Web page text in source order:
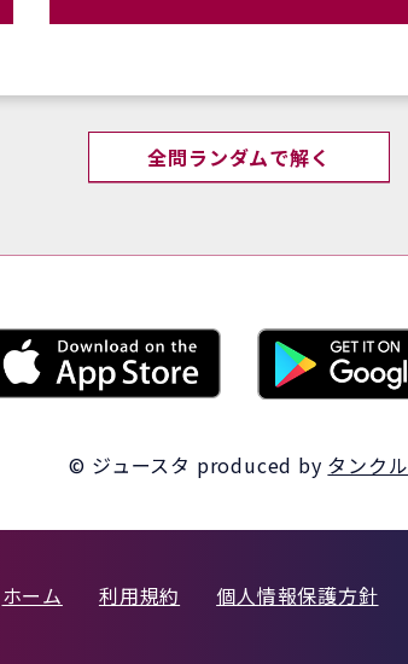
全問ランダムで解く
© ジュースタ produced by タンクル
ホーム 利用規約 個人情報保護方針